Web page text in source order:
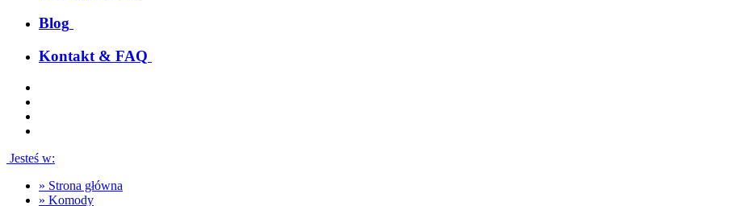
Blog
Kontakt & FAQ
Jesteś w:
» Strona główna
» Komody